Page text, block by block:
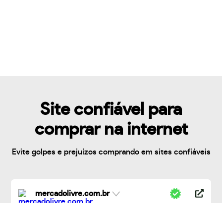
Site confiável para
comprar na internet
Evite golpes e prejuízos comprando em sites confiáveis
mercadolivre.com.br